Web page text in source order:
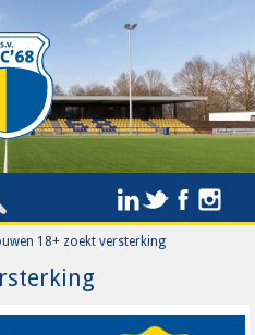
18+ zoekt versterking